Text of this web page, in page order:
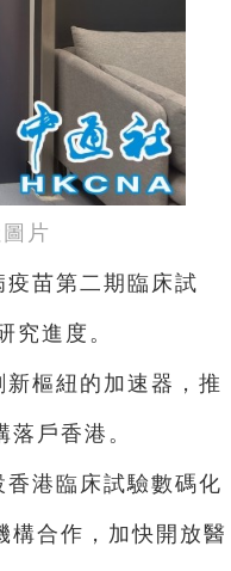
片
苗第二期臨床試
究進度。
樞紐的加速器，推
戶香港。
港臨床試驗數碼化
構合作，加快開放醫